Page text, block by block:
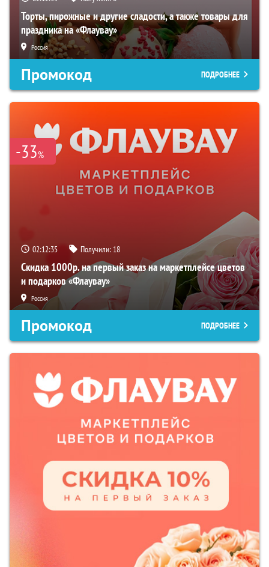
Торты, пирожные и другие сладости, а также товары для
праздника на «Флаувау»
Россия
Промокод ПОДРОБНЕЕ
-33%
02:12:34 Получили: 18
Скидка 1000р. на первый заказ на маркетплейсе цветов
и подарков «Флаувау»
Россия
Промокод ПОДРОБНЕЕ